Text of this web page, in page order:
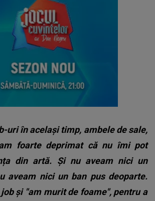
uri în același timp, ambele de sale,
foarte deprimat că nu îmi pot
din artă. Și nu aveam nici un
aveam nici un ban pus deoparte.
și "am murit de foame", pentru a